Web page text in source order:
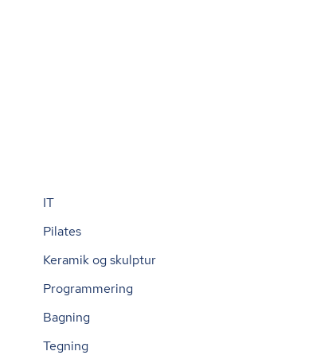
IT
Pilates
Keramik og skulptur
Programmering
Bagning
Tegning